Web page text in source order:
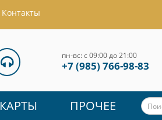
Контакты
пн-вс: с 09:00 до 21:00
+7 (985) 766-98-83
КАРТЫ ПРОЧЕЕ